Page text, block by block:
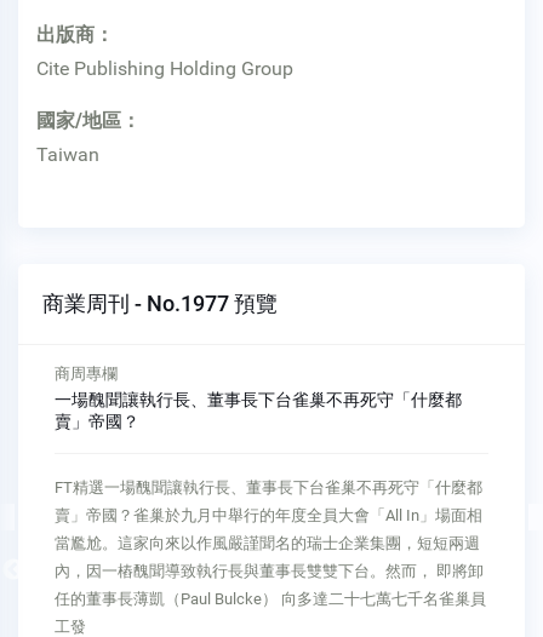
出版商：
Cite Publishing Holding Group
國家/地區：
Taiwan
商業周刊 - No.1977 預覽
Previous
商周專欄
一場醜聞讓執行長、董事長下台雀巢不再死守「什麼都
賣」帝國？
FT精選一場醜聞讓執行長、董事長下台雀巢不再死守「什麼都
賣」帝國？雀巢於九月中舉行的年度全員大會「All In」場面相
當尷尬。這家向來以作風嚴謹聞名的瑞士企業集團，短短兩週
內，因一樁醜聞導致執行長與董事長雙雙下台。然而， 即將卸
任的董事長薄凱（Paul Bulcke） 向多達二十七萬七千名雀巢員
工發